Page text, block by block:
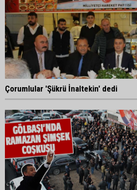
Çorumlular 'Şükrü İnaltekin' dedi